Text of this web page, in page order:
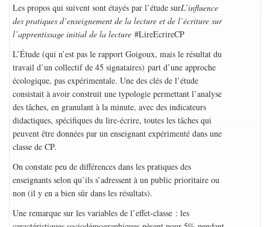
Les propos qui suivent sont étayés par l’étude surL’influence
des pratiques d’enseignement de la lecture et de l’écriture sur
l’apprentissage initial de la lecture #LireEcrireCP
L’Étude (qui n’est pas le rapport Goigoux, mais le résultat du
travail d’un collectif de 45 signataires) part d’une approche
écologique, pas expérimentale. Une des clés de l’étude
consistait à avoir construit une typologie permettant l’analyse
des tâches, en granulant à la minute, avec des indicateurs
didactiques, spécifiques du lire-écrire, toutes les tâches qui
peuvent être données par un enseignant expérimenté dans une
classe de CP.
On constate peu de différences dans les pratiques des
enseignants selon qu’ils s’adressent à un public prioritaire ou
non (il y en a bien sûr dans les résultats).
Une remarque sur les variables de l’effet-classe : les